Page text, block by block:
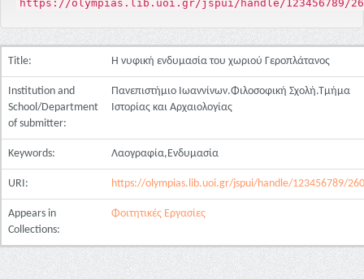
https://olympias.lib.uoi.gr/jspui/handle/123456789/
Title: Η νυφική ενδυμασία του χωριού Γεροπλάτανος
Institution and
School/Department
of submitter:
Πανεπιστήμιο Ιωαννίνων.Φιλοσοφική Σχολή.Τμήμα
Ιστορίας και Αρχαιολογίας
Keywords: Λαογραφία,Ενδυμασία
URI: https://olympias.lib.uoi.gr/jspui/handle/123456789/
Appears in
Collections:
Φοιτητικές Εργασίες